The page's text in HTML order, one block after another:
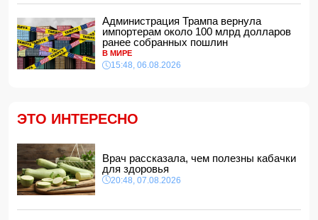
14:14, 07.08.2026
Сына Абеля Магеррамова отозвали от должности посла
14:10, 07.08.2026
14:04, 07.08.2026
дипломатами
14:00, 07.08.2026
Прогноз погоды в Азербайджане на 8 августа
12:48, 07.08.2026
В Азербайджане ищут сотрудников с зарплатой до 10
Администрация Трампа вернула
импортерам около 100 млрд долларов
ранее собранных пошлин
В МИРЕ
15:48, 06.08.2026
ЭТО ИНТЕРЕСНО
Врач рассказала, чем полезны кабачки
для здоровья
20:48, 07.08.2026